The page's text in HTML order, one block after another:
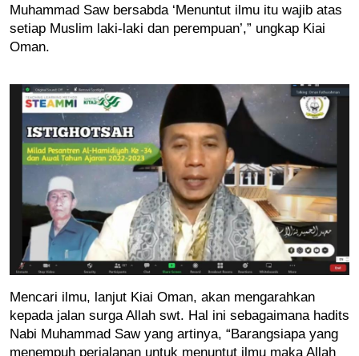
Muhammad Saw bersabda ‘Menuntut ilmu itu wajib atas
setiap Muslim laki-laki dan perempuan’,” ungkap Kiai
Oman.
Mencari ilmu, lanjut Kiai Oman, akan mengarahkan
kepada jalan surga Allah swt. Hal ini sebagaimana hadits
Nabi Muhammad Saw yang artinya, “Barangsiapa yang
menempuh perjalanan untuk menuntut ilmu maka Allah